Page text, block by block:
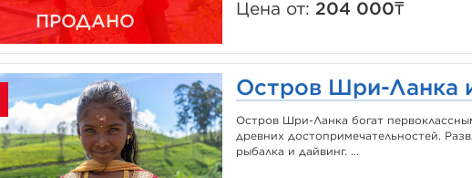
ПРОДАНО
Цена от: 204 000₸
Остров Шри-Ланка
Остров Шри-Ланка богат
древних достопримечательностей.
рыбалка и дайвинг. ...